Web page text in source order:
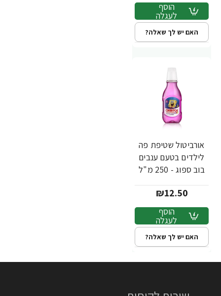
הוסף
לעגלה
האם יש לך שאלה?
אורביטול שטיפת פה
לילדים בטעם ענבים
בוב ספוג - 250 מ"ל
₪12.50
הוסף
לעגלה
האם יש לך שאלה?